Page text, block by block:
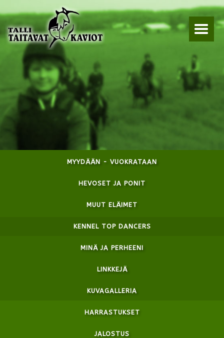
MYYDÄÄN - VUOKRATAAN
HEVOSET JA PONIT
MUUT ELÄIMET
KENNEL TOP DANCERS
MINÄ JA PERHEENI
LINKKEJÄ
KUVAGALLERIA
HARRASTUKSET
JALOSTUS